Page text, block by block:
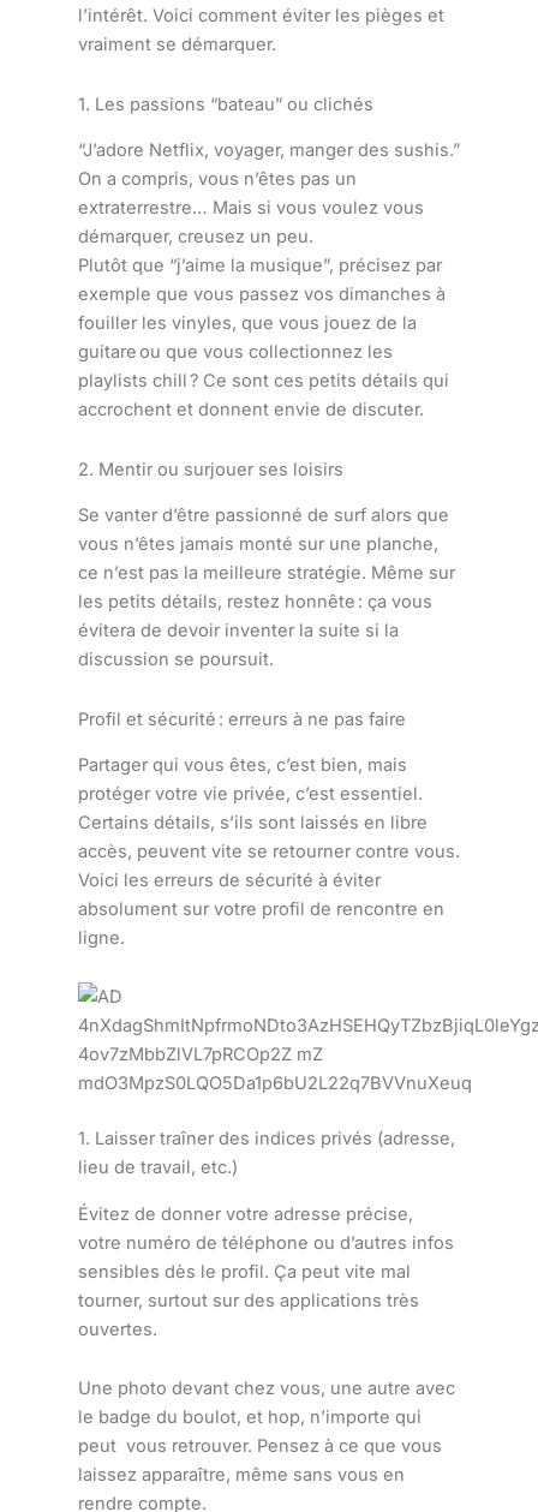
l’intérêt. Voici comment éviter les pièges et
vraiment se démarquer.
1. Les passions “bateau” ou clichés
“J’adore Netflix, voyager, manger des sushis.”
On a compris, vous n’êtes pas un
extraterrestre… Mais si vous voulez vous
démarquer, creusez un peu.
Plutôt que “j’aime la musique”, précisez par
exemple que vous passez vos dimanches à
fouiller les vinyles, que vous jouez de la
guitare ou que vous collectionnez les
playlists chill ? Ce sont ces petits détails qui
accrochent et donnent envie de discuter.
2. Mentir ou surjouer ses loisirs
Se vanter d’être passionné de surf alors que
vous n’êtes jamais monté sur une planche,
ce n’est pas la meilleure stratégie. Même sur
les petits détails, restez honnête : ça vous
évitera de devoir inventer la suite si la
discussion se poursuit.
Profil et sécurité : erreurs à ne pas faire
Partager qui vous êtes, c’est bien, mais
protéger votre vie privée, c’est essentiel.
Certains détails, s’ils sont laissés en libre
accès, peuvent vite se retourner contre vous.
Voici les erreurs de sécurité à éviter
absolument sur votre profil de rencontre en
ligne.
1. Laisser traîner des indices privés (adresse,
lieu de travail, etc.)
Évitez de donner votre adresse précise,
votre numéro de téléphone ou d’autres infos
sensibles dès le profil. Ça peut vite mal
tourner, surtout sur des applications très
ouvertes.
Une photo devant chez vous, une autre avec
le badge du boulot, et hop, n’importe qui
peut vous retrouver. Pensez à ce que vous
laissez apparaître, même sans vous en
rendre compte.